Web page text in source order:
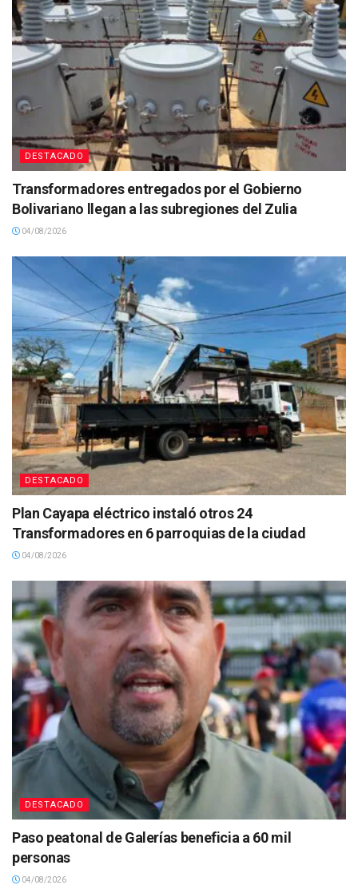
DESTACADO
Transformadores entregados por el Gobierno
Bolivariano llegan a las subregiones del Zulia
04/08/2026
DESTACADO
Plan Cayapa eléctrico instaló otros 24
Transformadores en 6 parroquias de la ciudad
04/08/2026
DESTACADO
Paso peatonal de Galerías beneficia a 60 mil
personas
04/08/2026